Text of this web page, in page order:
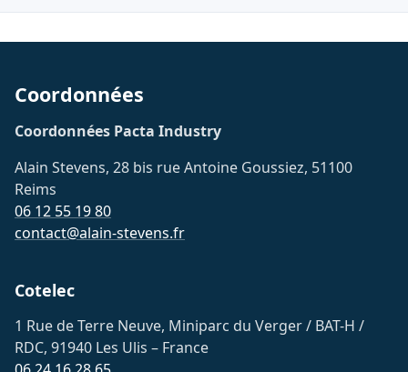
Coordonnées
Coordonnées Pacta Industry
Alain Stevens, 28 bis rue Antoine Goussiez, 51100
Reims
06 12 55 19 80
contact@alain-stevens.fr
Cotelec
1 Rue de Terre Neuve, Miniparc du Verger / BAT-H /
RDC, 91940 Les Ulis – France